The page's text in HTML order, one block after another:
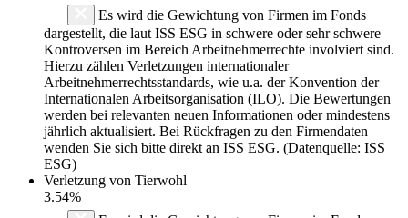
Es wird die Gewichtung von Firmen im Fonds
dargestellt, die laut ISS ESG in schwere oder sehr schwere
Kontroversen im Bereich Arbeitnehmerrechte involviert sind.
Hierzu zählen Verletzungen internationaler
Arbeitnehmerrechtsstandards, wie u.a. der Konvention der
Internationalen Arbeitsorganisation (ILO). Die Bewertungen
werden bei relevanten neuen Informationen oder mindestens
jährlich aktualisiert. Bei Rückfragen zu den Firmendaten
wenden Sie sich bitte direkt an ISS ESG. (Datenquelle: ISS
ESG)
Verletzung von Tierwohl
3.54%